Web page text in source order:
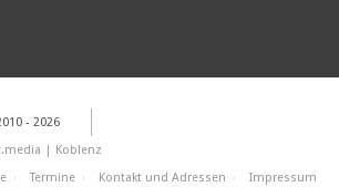
- 2026
| Koblenz
Termine Kontakt und Adressen Impressum